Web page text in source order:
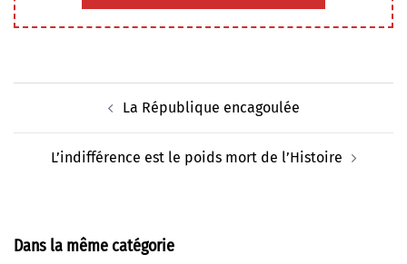
La République encagoulée
L’indifférence est le poids mort de l’Histoire
Dans la même catégorie